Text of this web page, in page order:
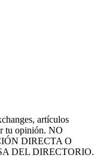
artículos
tu opinión. NO
DIRECTA O
DEL DIRECTORIO.